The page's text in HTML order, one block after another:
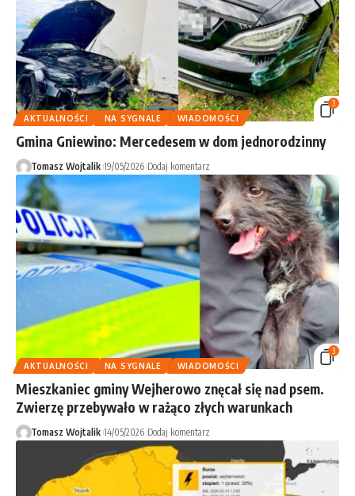
3
AKTUALNOŚCI
NA SYGNALE WIADOMOŚCI
Gmina Gniewino: Mercedesem w dom jednorodzinny
Tomasz Wojtalik 19/05/2026 Dodaj komentarz
3
AKTUALNOŚCI
NA SYGNALE WIADOMOŚCI
Mieszkaniec gminy Wejherowo znęcał się nad psem.
Zwierzę przebywało w rażąco złych warunkach
Tomasz Wojtalik 14/05/2026 Dodaj komentarz